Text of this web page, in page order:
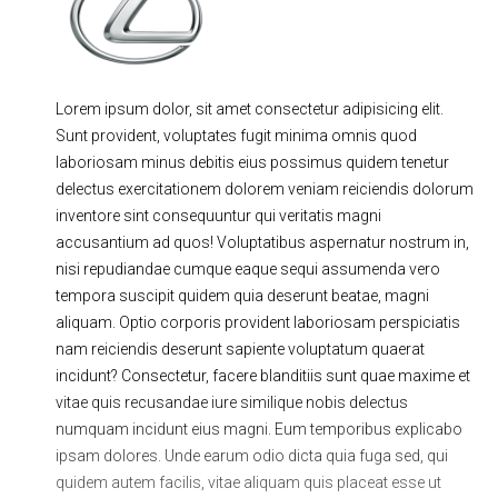
Ходовая часть
Запчасти Двигатель
Тормозная система Замена Ремней
Lorem ipsum dolor, sit amet consectetur adipisicing elit.
Sunt provident, voluptates fugit minima omnis quod
laboriosam minus debitis eius possimus quidem tenetur
delectus exercitationem dolorem veniam reiciendis dolorum
inventore sint consequuntur qui veritatis magni
accusantium ad quos! Voluptatibus aspernatur nostrum in,
nisi repudiandae cumque eaque sequi assumenda vero
tempora suscipit quidem quia deserunt beatae, magni
aliquam. Optio corporis provident laboriosam perspiciatis
nam reiciendis deserunt sapiente voluptatum quaerat
incidunt? Consectetur, facere blanditiis sunt quae maxime et
vitae quis recusandae iure similique nobis delectus
numquam incidunt eius magni. Eum temporibus explicabo
ipsam dolores. Unde earum odio dicta quia fuga sed, qui
quidem autem facilis, vitae aliquam quis placeat esse ut